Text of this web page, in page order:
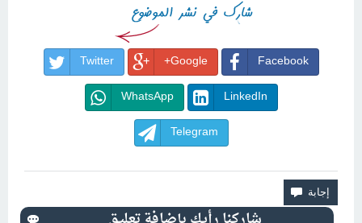
Facebook
Google+
Twitter
LinkedIn
WhatsApp
Telegram